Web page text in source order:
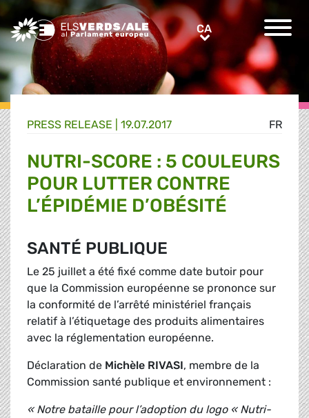
Greens/EFA Home CACA
FR
PRESS RELEASE | 19.07.2017
NUTRI-SCORE : 5 COULEURS
POUR LUTTER CONTRE
L’ÉPIDÉMIE D’OBÉSITÉ
SANTÉ PUBLIQUE
Le 25 juillet a été fixé comme date butoir pour
que la Commission européenne se prononce sur
la conformité de l’arrêté ministériel français
relatif à l’étiquetage des produits alimentaires
avec la réglementation européenne.
Déclaration de Michèle RIVASI, membre de la
Commission santé publique et environnement :
« Notre bataille pour l’adoption du logo « Nutri-